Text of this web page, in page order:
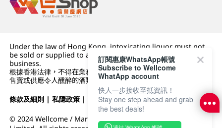
Under the law of Hong Kong, intoxicating liquor must not
be sold or supplied to a minor (under 18) in the course of
business.
根據香港法律，不得在業務過程中，向未成年人 (18 歲以下人士)
售賣或供應令人醺醉的酒類。
條款及細則 |私隱政策 | DFI零售集團
© 2024 Wellcome / Market Place. The Dairy Farm Company
訂閱惠康WhatsApp帳號
Subscribe to Wellcome
WhatApp account
快人一步接收至抵資訊！
Stay one step ahead and grab
the best deals!